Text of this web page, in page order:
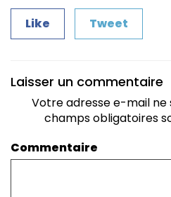
Like Tweet
Laisser un commentaire
Votre adresse e-mail ne
champs obligatoires
Commentaire